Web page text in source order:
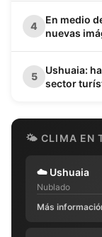
4
En medio
nuevas
5
Ushuaia:
sector
🌤 CLIMA EN
☁️ Ushuaia
Nublado
Más